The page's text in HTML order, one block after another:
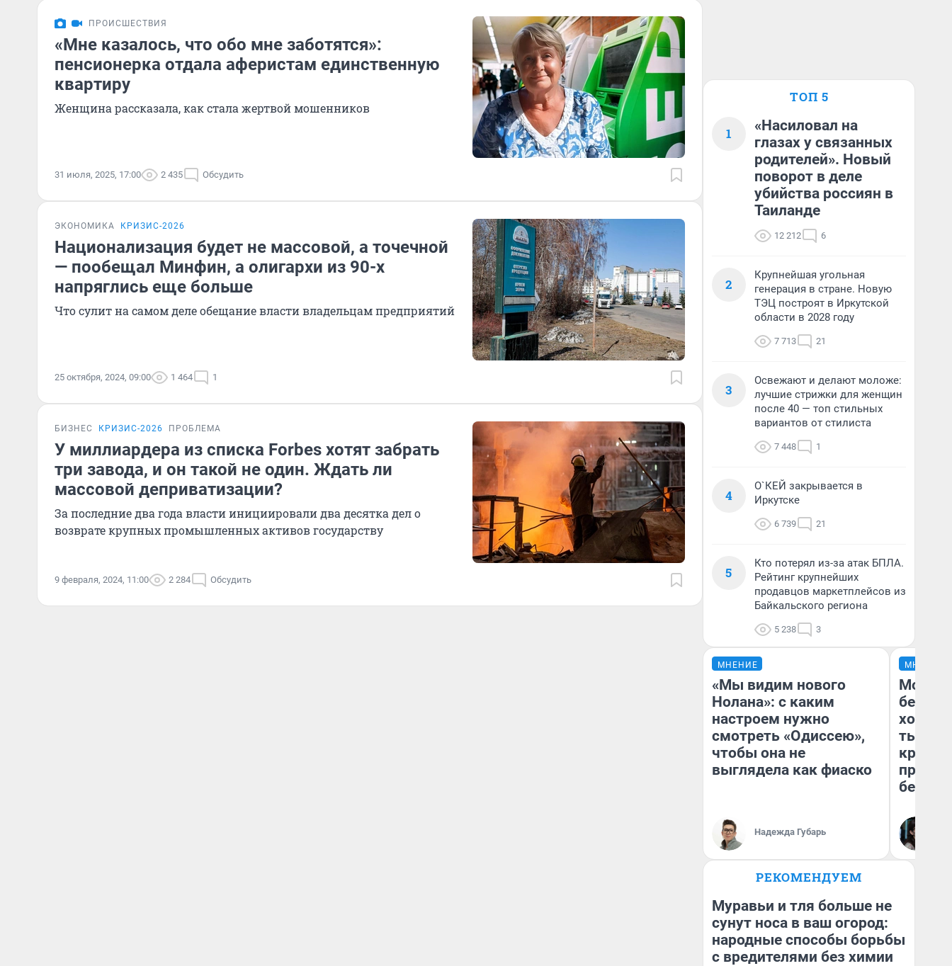
ПРОИСШЕСТВИЯ
«Мне казалось, что обо мне заботятся»:
пенсионерка отдала аферистам единственную
квартиру
Женщина рассказала, как стала жертвой мошенников
31 июля, 2025, 17:00 2 435 Обсудить
ЭКОНОМИКА КРИЗИС-2026
Национализация будет не массовой, а точечной
— пообещал Минфин, а олигархи из 90-х
напряглись еще больше
Что сулит на самом деле обещание власти владельцам предприятий
25 октября, 2024, 09:00 1 464 1
БИЗНЕС КРИЗИС-2026 ПРОБЛЕМА
У миллиардера из списка Forbes хотят забрать
три завода, и он такой не один. Ждать ли
массовой деприватизации?
За последние два года власти инициировали два десятка дел о
возврате крупных промышленных активов государству
9 февраля, 2024, 11:00 2 284 Обсудить
ТОП 5
1
«Насиловал на
глазах у связанных
родителей». Новый
поворот в деле
убийства россиян в
Таиланде
12 212 6
2
Крупнейшая угольная
генерация в стране. Новую
ТЭЦ построят в Иркутской
области в 2028 году
7 713 21
3
Освежают и делают моложе:
лучшие стрижки для женщин
после 40 — топ стильных
вариантов от стилиста
7 448 1
4
О`КЕЙ закрывается в
Иркутске
6 739 21
5
Кто потерял из-за атак БПЛА.
Рейтинг крупнейших
продавцов маркетплейсов из
Байкальского региона
5 238 3
МНЕНИЕ
«Мы видим нового
Нолана»: с каким
настроем нужно
смотреть «Одиссею»,
чтобы она не
выглядела как фиаско
Надежда Губарь
МНЕНИЕ
Мой
хотела
тысяч,
РЕКОМЕНДУЕМ
Муравьи и тля больше не
сунут носа в ваш огород:
народные способы борьбы
с вредителями без химии